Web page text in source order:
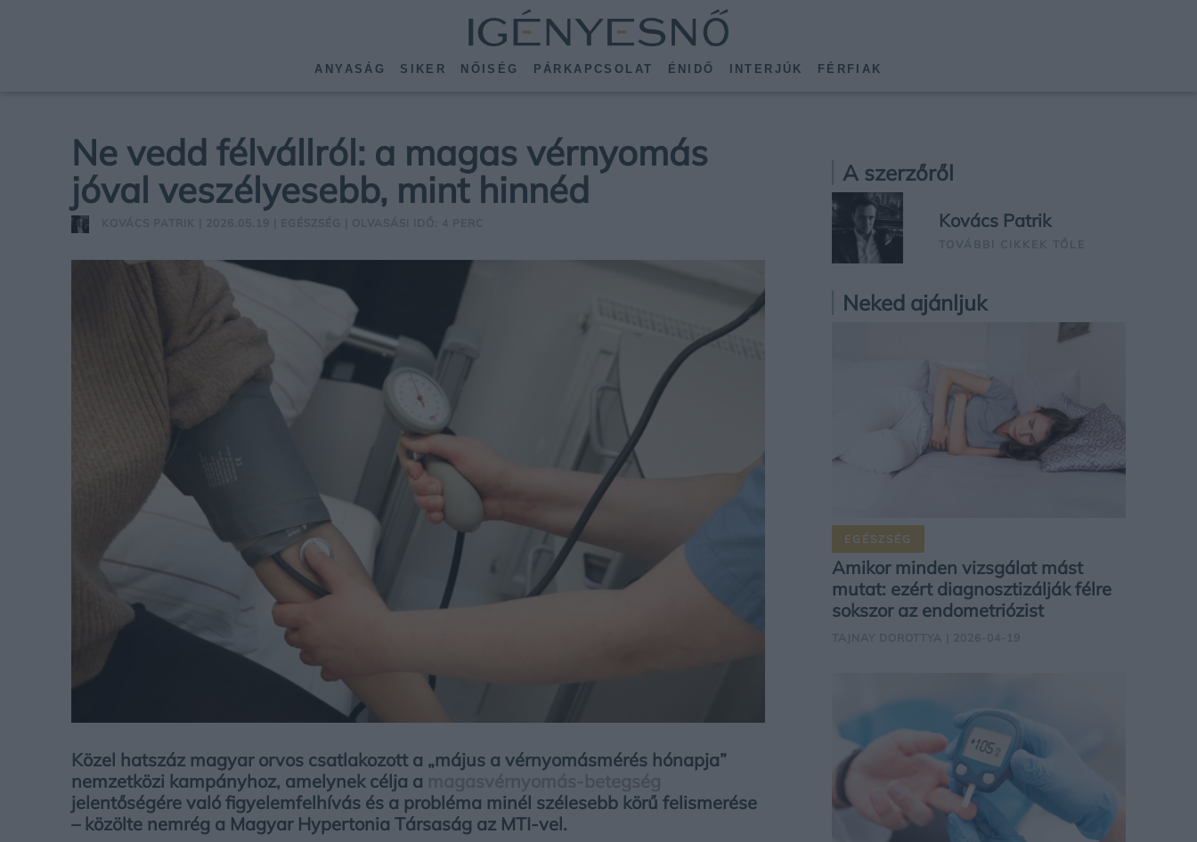
ANYASÁG SIKER NŐISÉG PÁRKAPCSOLAT ÉNIDŐ INTERJÚK FÉRFIAK
Ne vedd félvállról: a magas vérnyomás
jóval veszélyesebb, mint hinnéd
Közel hatszáz magyar orvos csatlakozott a „május a vérnyomásmérés hónapja”
nemzetközi kampányhoz, amelynek célja a
jelentőségére való figyelemfelhívás és a probléma minél szélesebb körű felismerése
– közölte nemrég a Magyar Hypertonia Társaság az MTI-vel.
A szerzőről
Kovács Patrik
TOVÁBBI CIKKEK TŐLE
Neked ajánljuk
EGÉSZSÉG
Amikor minden vizsgálat mást
mutat: ezért diagnosztizálják félre
sokszor az endometriózist